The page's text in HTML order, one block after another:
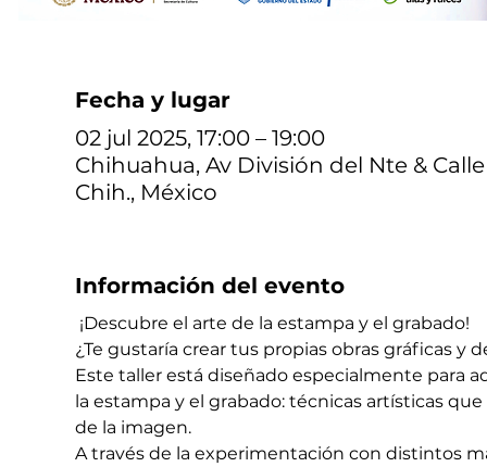
Fecha y lugar
02 jul 2025, 17:00 – 19:00
Chihuahua, Av División del Nte &
Chih., México
Información del evento
¡Descubre el arte de la estampa y el grabado!
¿Te gustaría crear tus propias obras gráficas y
Este taller está diseñado especialmente para
la estampa y el grabado: técnicas artísticas
de la imagen.
A través de la experimentación con distintos